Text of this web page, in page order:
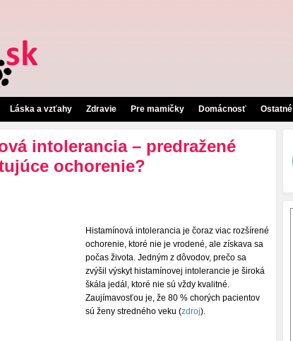
Láska a vzťahy Zdravie Pre mamičky Domácnosť Ostatné
intolerancia – predražené
ochorenie?
Histamínová intolerancia je čoraz viac rozšírené
ochorenie, ktoré nie je vrodené, ale získava sa
počas života. Jedným z dôvodov, prečo sa
zvýšil výskyt histamínovej intolerancie je široká
škála jedál, ktoré nie sú vždy kvalitné.
Zaujímavosťou je, že 80 % chorých pacientov
sú ženy stredného veku (zdroj).